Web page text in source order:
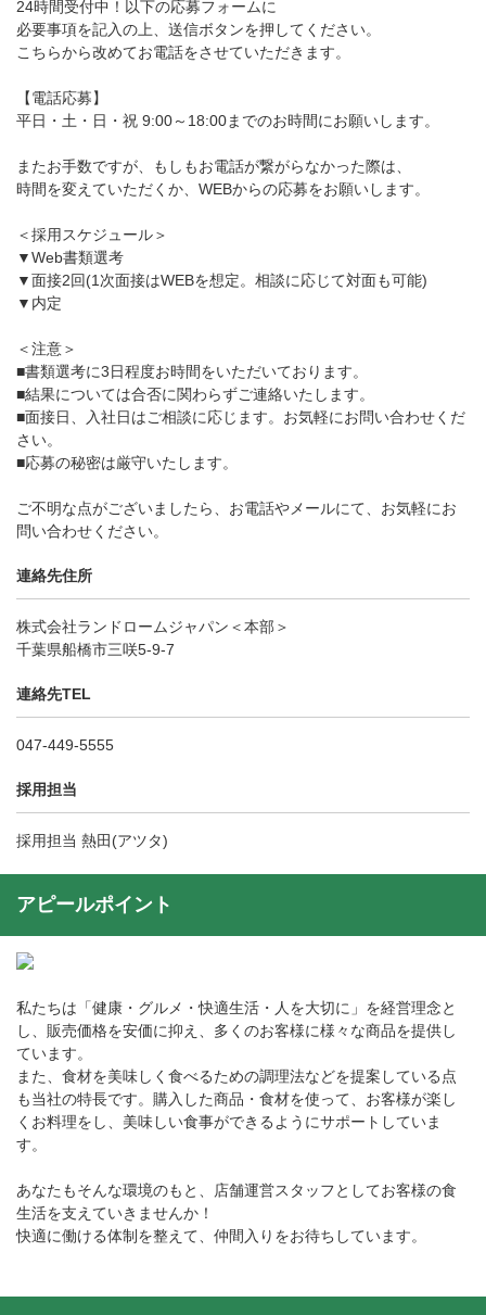
24時間受付中！以下の応募フォームに
必要事項を記入の上、送信ボタンを押してください。
こちらから改めてお電話をさせていただきます。
【電話応募】
平日・土・日・祝 9:00～18:00までのお時間にお願いします。
またお手数ですが、もしもお電話が繋がらなかった際は、
時間を変えていただくか、WEBからの応募をお願いします。
＜採用スケジュール＞
▼Web書類選考
▼面接2回(1次面接はWEBを想定。相談に応じて対面も可能)
▼内定
＜注意＞
■書類選考に3日程度お時間をいただいております。
■結果については合否に関わらずご連絡いたします。
■面接日、入社日はご相談に応じます。お気軽にお問い合わせくだ
さい。
■応募の秘密は厳守いたします。
ご不明な点がございましたら、お電話やメールにて、お気軽にお
問い合わせください。
連絡先住所
株式会社ランドロームジャパン＜本部＞
千葉県船橋市三咲5-9-7
連絡先TEL
047-449-5555
採用担当
採用担当 熱田(アツタ)
アピールポイント
私たちは「健康・グルメ・快適生活・人を大切に」を経営理念と
し、販売価格を安価に抑え、多くのお客様に様々な商品を提供し
ています。
また、食材を美味しく食べるための調理法などを提案している点
も当社の特長です。購入した商品・食材を使って、お客様が楽し
くお料理をし、美味しい食事ができるようにサポートしていま
す。
あなたもそんな環境のもと、店舗運営スタッフとしてお客様の食
生活を支えていきませんか！
快適に働ける体制を整えて、仲間入りをお待ちしています。